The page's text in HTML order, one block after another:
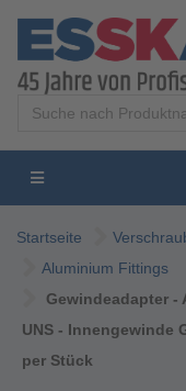
Startseite
Aluminium Fittings
Gewindeadapter -
UNS - Innengewinde
per Stück